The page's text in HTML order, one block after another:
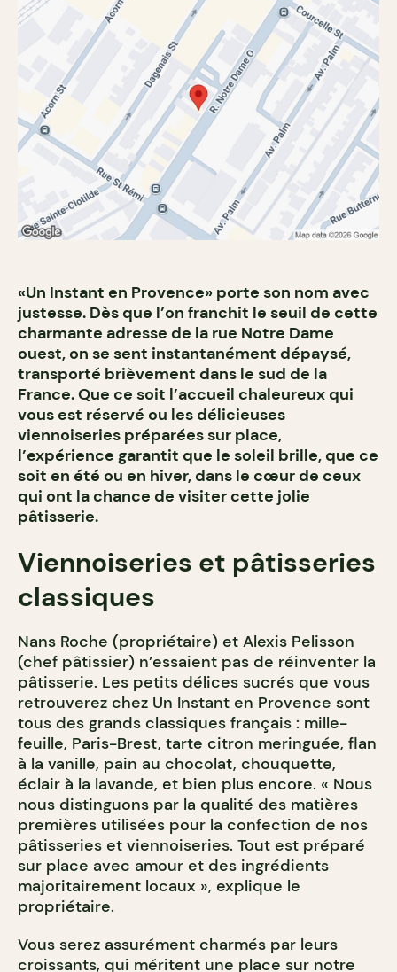
«Un Instant en Provence» porte son nom avec
justesse. Dès que l’on franchit le seuil de cette
charmante adresse de la rue Notre Dame
ouest, on se sent instantanément dépaysé,
transporté brièvement dans le sud de la
France. Que ce soit l’accueil chaleureux qui
vous est réservé ou les délicieuses
viennoiseries préparées sur place,
l’expérience garantit que le soleil brille, que ce
soit en été ou en hiver, dans le cœur de ceux
qui ont la chance de visiter cette jolie
pâtisserie.
Viennoiseries et pâtisseries
classiques
Nans Roche (propriétaire) et Alexis Pelisson
(chef pâtissier) n’essaient pas de réinventer la
pâtisserie. Les petits délices sucrés que vous
retrouverez chez Un Instant en Provence sont
tous des grands classiques français : mille-
feuille, Paris-Brest, tarte citron meringuée, flan
à la vanille, pain au chocolat, chouquette,
éclair à la lavande, et bien plus encore. « Nous
nous distinguons par la qualité des matières
premières utilisées pour la confection de nos
pâtisseries et viennoiseries. Tout est préparé
sur place avec amour et des ingrédients
majoritairement locaux », explique le
propriétaire.
Vous serez assurément charmés par leurs
croissants, qui méritent une place sur notre